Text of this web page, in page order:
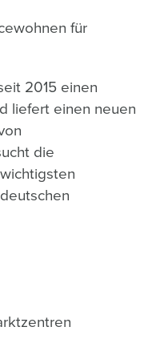
für
2015 einen
liefert einen neuen
die